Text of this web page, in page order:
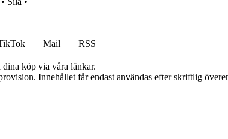
Mail
RSS
köp via våra länkar.
Innehållet får endast användas efter skriftlig